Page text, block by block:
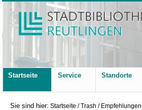
Startseite Service Standorte
Sie sind hier: Startseite /Trash /